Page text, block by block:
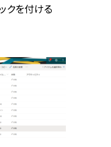
クを付ける